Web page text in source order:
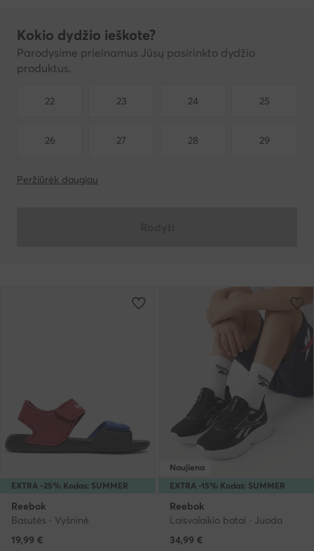
Kokio dydžio ieškote?
Parodysime prieinamus Jūsų pasirinkto dydžio
produktus.
22 23 24 25
26 27 28 29
Peržiūrėk daugiau
EXTRA -25% Kodas: SUMMER
Reebok
Basutės · Vyšninė
19,99 €
EXTRA -15% Kodas: SUMMER
Naujiena
Reebok
Laisvalaikio batai · Juoda
34,99 €